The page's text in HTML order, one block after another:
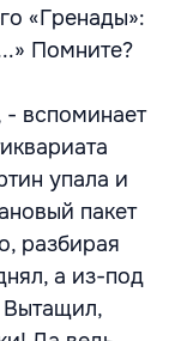
«Гренады»:
Помните?
вспоминает
упала и
пакет
разбирая
а из-под
Вытащил,